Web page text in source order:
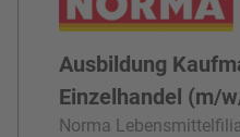
Ausbildung
Einzelhandel (m/
Norma